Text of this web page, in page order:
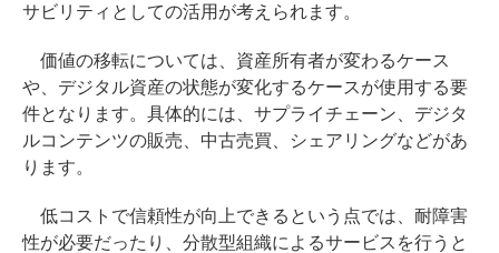
サビリティとしての活用が考えられます。
価値の移転については、資産所有者が変わるケース
や、デジタル資産の状態が変化するケースが使用する要
件となります。具体的には、サプライチェーン、デジタ
ルコンテンツの販売、中古売買、シェアリングなどがあ
ります。
低コストで信頼性が向上できるという点では、耐障害
性が必要だったり、分散型組織によるサービスを行うと